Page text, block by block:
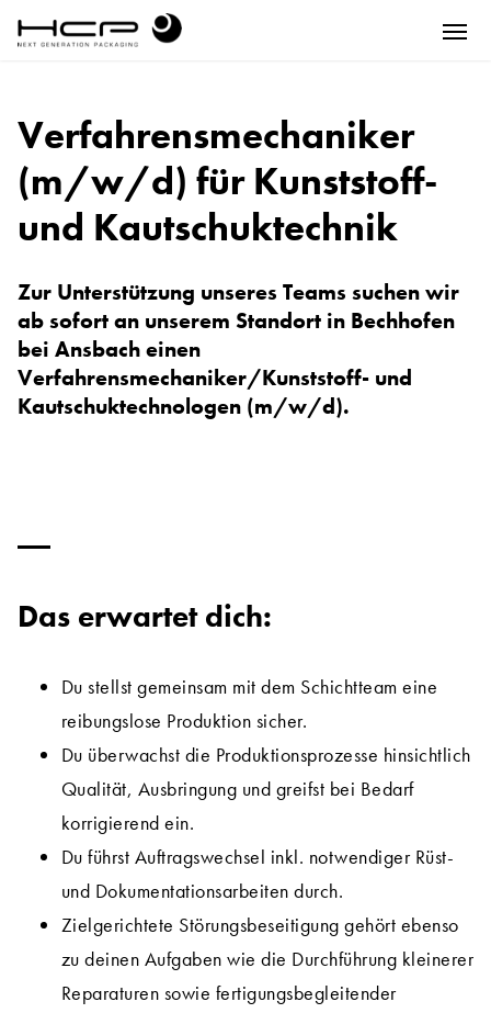
Verfahrensmechaniker
(m/w/d) für Kunststoff-
und Kautschuktechnik
Zur Unterstützung unseres Teams suchen wir
ab sofort an unserem Standort in Bechhofen
bei Ansbach einen
Verfahrensmechaniker/Kunststoff- und
Kautschuktechnologen (m/w/d).
Das erwartet dich:
Du stellst gemeinsam mit dem Schichtteam eine
reibungslose Produktion sicher.
Du überwachst die Produktionsprozesse hinsichtlich
Qualität, Ausbringung und greifst bei Bedarf
korrigierend ein.
Du führst Auftragswechsel inkl. notwendiger Rüst-
und Dokumentationsarbeiten durch.
Zielgerichtete Störungsbeseitigung gehört ebenso
zu deinen Aufgaben wie die Durchführung kleinerer
Reparaturen sowie fertigungsbegleitender